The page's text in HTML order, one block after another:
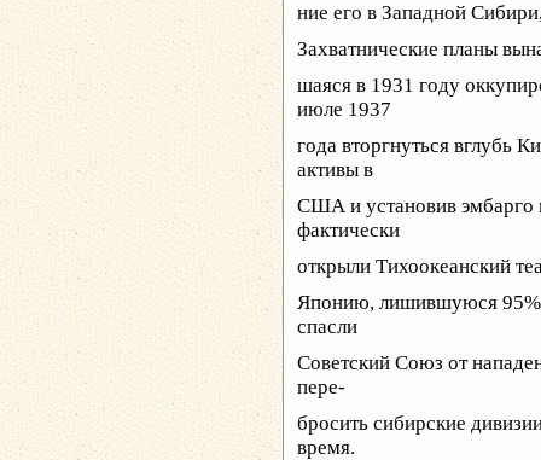
ние его в Западной
Захватнические планы
шаяся в 1931 году
июле 1937
года вторгнуться вглубь
активы в
США и установив эмбарго
фактически
открыли Тихоокеанский
Японию, лишившуюся 95%
спасли
Советский Союз от
пере-
бросить сибирские
время.